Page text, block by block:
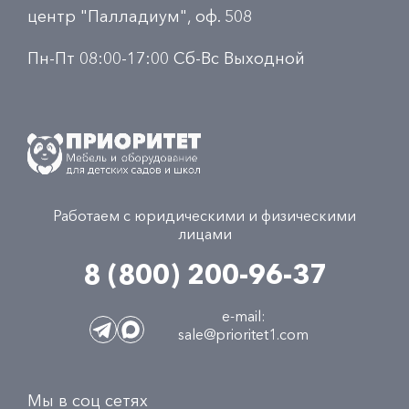
центр "Палладиум", оф. 508
Пн-Пт 08:00-17:00 Сб-Вс Выходной
Работаем с юридическими и физическими
лицами
8 (800) 200-96-37
e-mail:
sale@prioritet1.com
Мы в соц сетях